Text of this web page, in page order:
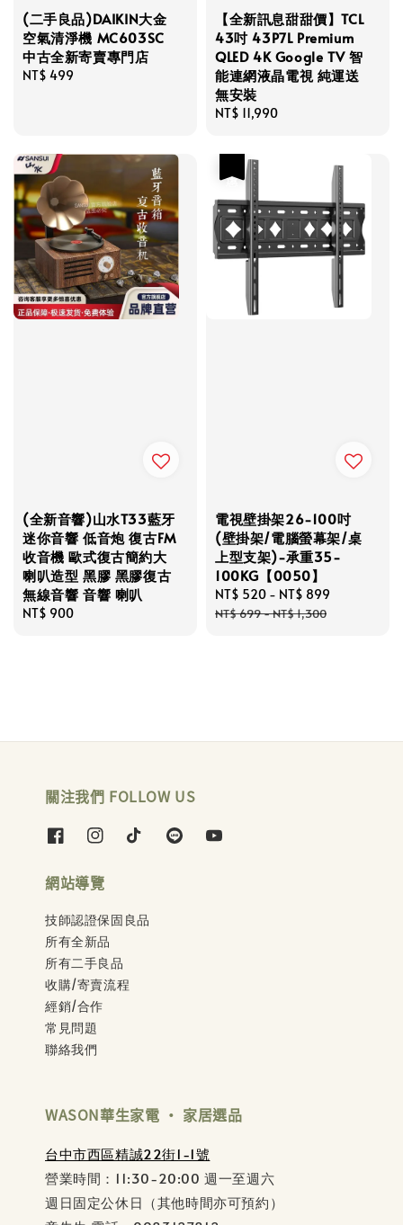
(二手良品)DAIKIN大金
空氣清淨機 MC603SC
中古全新寄賣專門店
Regular
NT$ 499
【全新訊息甜甜價】TCL
43吋 43P7L Premium
QLED 4K Google TV 智
能連網液晶電視 純運送
無安裝
Regular
NT$ 11,990
(全新音響)山水T33藍牙
迷你音響 低音炮 復古FM
收音機 歐式復古簡約大
喇叭造型 黑膠 黑膠復古
無線音響 音響 喇叭
Regular
NT$ 900
電視壁掛架26-100吋
(壁掛架/電腦螢幕架/桌
上型支架)-承重35-
100KG【0050】
Sale
price
NT$ 520 - NT$ 899
NT$ 699-NT$ 1,300
關注我們 FOLLOW US
網站導覽
技師認證保固良品
所有全新品
所有二手良品
收購/寄賣流程
經銷/合作
常見問題
聯絡我們
WASON華生家電 ‧ 家居選品
台中市西區精誠22街1-1號
營業時間：11:30-20:00 週一至週六
週日固定公休日（其他時間亦可預約）